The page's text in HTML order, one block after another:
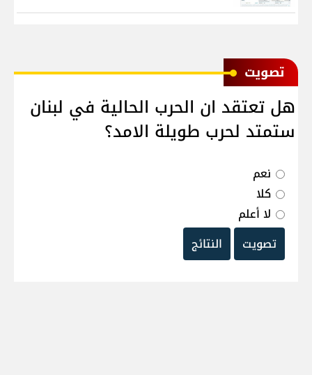
ﺗﺼﻮﻳﺖ
هل تعتقد ان الحرب الحالية في لبنان
ستمتد لحرب طويلة الامد؟
نعم
كلا
لا أعلم
تصويت
النتائج